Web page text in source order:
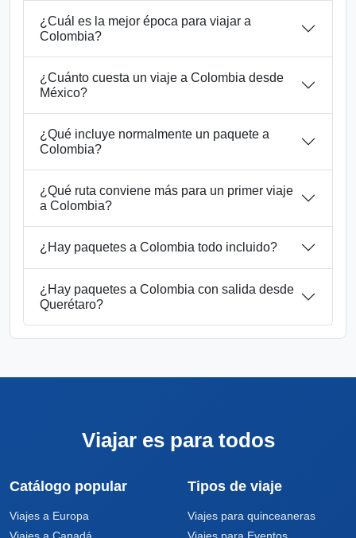
¿Cuál es la mejor época para viajar a
Colombia?
¿Cuánto cuesta un viaje a Colombia desde
México?
¿Qué incluye normalmente un paquete a
Colombia?
¿Qué ruta conviene más para un primer viaje
a Colombia?
¿Hay paquetes a Colombia todo incluido?
¿Hay paquetes a Colombia con salida desde
Querétaro?
Viajar es para todos
Catálogo popular
Viajes a Europa
Viajes a Canadá
Tipos de viaje
Viajes para quinceaneras
Viajes para Eventos